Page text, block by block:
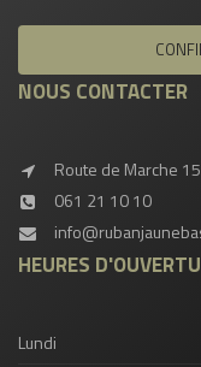
NOUS CONTACTER
Route de Marche
061 21 10 10
HEURES
Lundi